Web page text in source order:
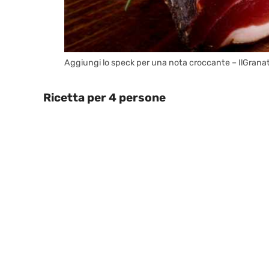
Aggiungi lo speck per una nota croccante –
Ricetta per 4 persone